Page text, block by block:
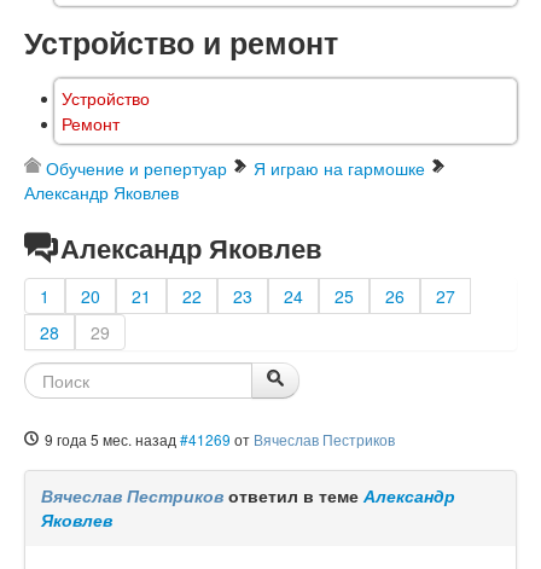
Устройство и ремонт
Устройство
Ремонт
Обучение и репертуар
Я играю на гармошке
Александр Яковлев
Александр Яковлев
1 20 21 22 23 24 25 26
27
28
29
9 года 5 мес. назад #41269 от Вячеслав Пестриков
Вячеслав Пестриков ответил в теме Александр
Яковлев